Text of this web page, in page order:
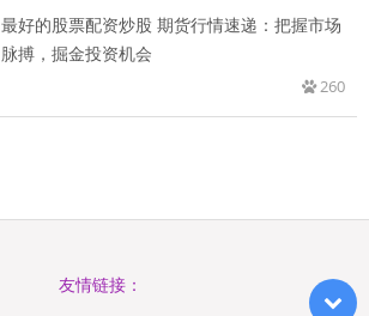
最好的股票配资炒股 期货行情速递：把握市场
脉搏，掘金投资机会
260
友情链接：